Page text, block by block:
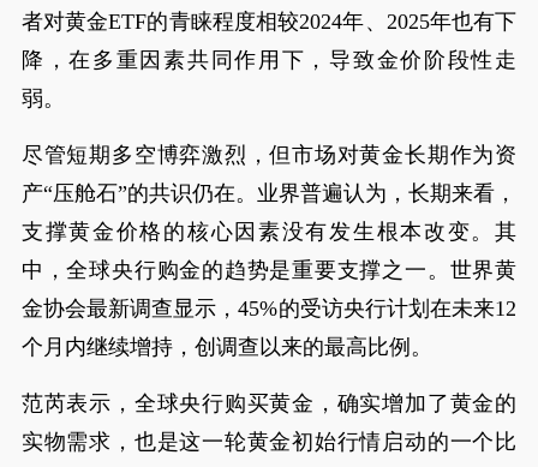
者对黄金ETF的青睐程度相较2024年、2025年也有下
降，在多重因素共同作用下，导致金价阶段性走
弱。
尽管短期多空博弈激烈，但市场对黄金长期作为资
产“压舱石”的共识仍在。业界普遍认为，长期来看，
支撑黄金价格的核心因素没有发生根本改变。其
中，全球央行购金的趋势是重要支撑之一。世界黄
金协会最新调查显示，45%的受访央行计划在未来12
个月内继续增持，创调查以来的最高比例。
范芮表示，全球央行购买黄金，确实增加了黄金的
实物需求，也是这一轮黄金初始行情启动的一个比